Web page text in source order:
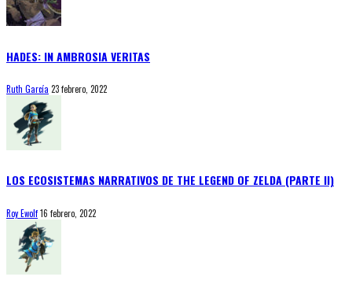
HADES: IN AMBROSIA VERITAS
Ruth García 23 febrero, 2022
LOS ECOSISTEMAS NARRATIVOS DE THE LEGEND OF ZELDA (PARTE II)
Roy Ewolf16 febrero, 2022